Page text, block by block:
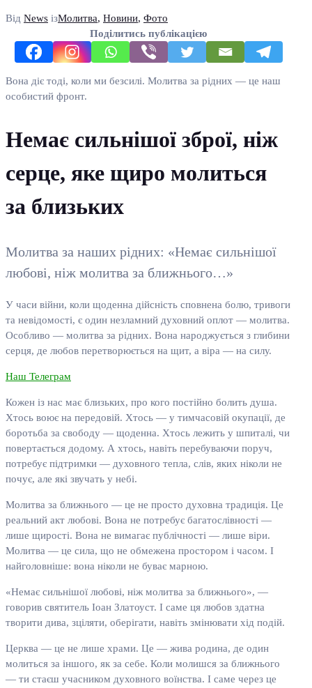
Від News ізМолитва, Новини, Фото
Поділитись публікацією
Вона діє тоді, коли ми безсилі. Молитва за рідних — це наш
особистий фронт.
Немає сильнішої зброї, ніж
серце, яке щиро молиться
за близьких
Молитва за наших рідних: «Немає сильнішої
любові, ніж молитва за ближнього…»
У часи війни, коли щоденна дійсність сповнена болю, тривоги
та невідомості, є один незламний духовний оплот — молитва.
Особливо — молитва за рідних. Вона народжується з глибини
серця, де любов перетворюється на щит, а віра — на силу.
Наш Телеграм
Кожен із нас має близьких, про кого постійно болить душа.
Хтось воює на передовій. Хтось — у тимчасовій окупації, де
боротьба за свободу — щоденна. Хтось лежить у шпиталі, чи
повертається додому. А хтось, навіть перебуваючи поруч,
потребує підтримки — духовного тепла, слів, яких ніколи не
почує, але які звучать у небі.
Молитва за ближнього — це не просто духовна традиція. Це
реальний акт любові. Вона не потребує багатослівності —
лише щирості. Вона не вимагає публічності — лише віри.
Молитва — це сила, що не обмежена простором і часом. І
найголовніше: вона ніколи не буває марною.
«Немає сильнішої любові, ніж молитва за ближнього», —
говорив святитель Іоан Златоуст. І саме ця любов здатна
творити дива, зціляти, оберігати, навіть змінювати хід подій.
Церква — це не лише храми. Це — жива родина, де один
молиться за іншого, як за себе. Коли молишся за ближнього
— ти стаєш учасником духовного воїнства. І саме через це